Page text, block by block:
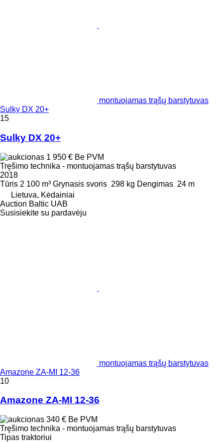
montuojamas trąšų barstytuvas
Sulky DX 20+
15
Sulky DX 20+
1 950 € Be PVM
Tręšimo technika - montuojamas trąšų barstytuvas
2018
Tūris 2 100 m³ Grynasis svoris 298 kg Dengimas 24 m
Lietuva, Kėdainiai
Auction Baltic UAB
Susisiekite su pardavėju
montuojamas trąšų barstytuvas
Amazone ZA-MI 12-36
10
Amazone ZA-MI 12-36
340 € Be PVM
Tręšimo technika - montuojamas trąšų barstytuvas
Tipas traktoriui